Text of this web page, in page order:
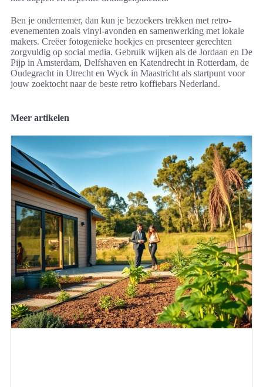
Ben je ondernemer, dan kun je bezoekers trekken met retro-
evenementen zoals vinyl-avonden en samenwerking met lokale
makers. Creëer fotogenieke hoekjes en presenteer gerechten
zorgvuldig op social media. Gebruik wijken als de Jordaan en De
Pijp in Amsterdam, Delfshaven en Katendrecht in Rotterdam, de
Oudegracht in Utrecht en Wyck in Maastricht als startpunt voor
jouw zoektocht naar de beste retro koffiebars Nederland.
Meer artikelen